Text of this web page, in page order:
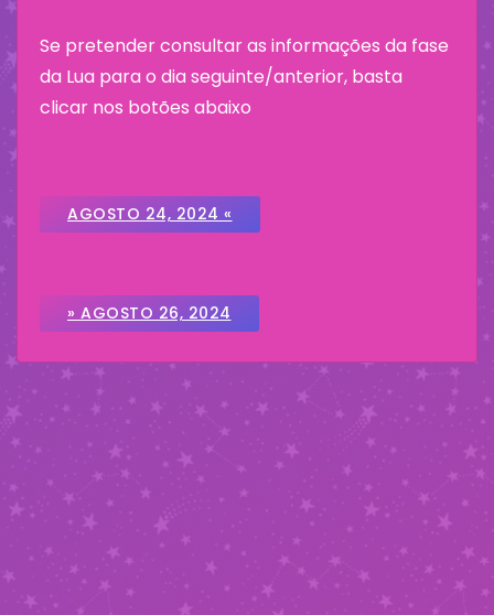
Se pretender consultar as informações da fase
da Lua para o dia seguinte/anterior, basta
clicar nos botões abaixo
AGOSTO 24, 2024 «
» AGOSTO 26, 2024